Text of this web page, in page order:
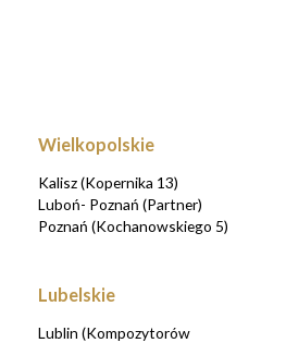
Wielkopolskie
Kalisz (Kopernika 13)
Luboń- Poznań (Partner)
Poznań (Kochanowskiego 5)
Lubelskie
Lublin (Kompozytorów